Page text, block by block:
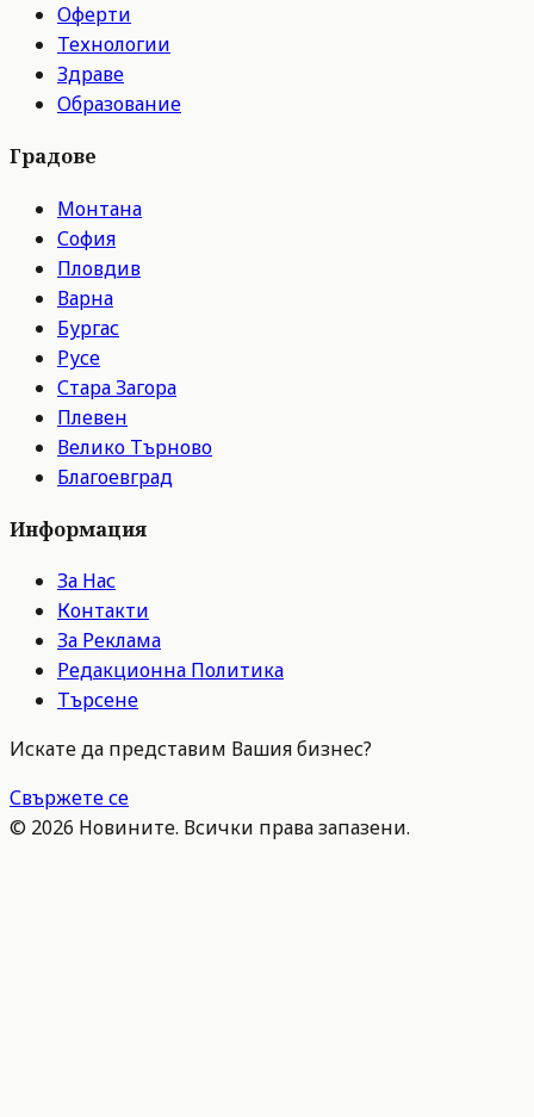
Оферти
Технологии
Здраве
Образование
Градове
Монтана
София
Пловдив
Варна
Бургас
Русе
Стара Загора
Плевен
Велико Търново
Благоевград
Информация
За Нас
Контакти
За Реклама
Редакционна Политика
Търсене
Искате да представим Вашия бизнес?
Свържете се
© 2026 Новините. Всички права запазени.